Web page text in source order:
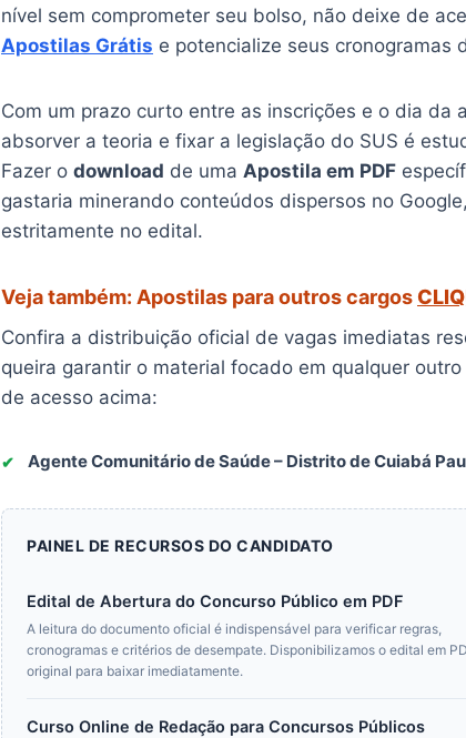
nível sem comprometer seu bolso, não deixe de
Apostilas Grátis e potencialize seus cronogramas
Com um prazo curto entre as inscrições e o dia da
absorver a teoria e fixar a legislação do SUS é
Fazer o download de uma Apostila em PDF
gastaria minerando conteúdos dispersos no
estritamente no edital.
Veja também: Apostilas para outros cargos
Confira a distribuição oficial de vagas imediatas
queira garantir o material focado em qualquer
de acesso acima:
Agente Comunitário de Saúde – Distrito de Cuiabá
PAINEL DE RECURSOS DO CANDIDATO
Edital de Abertura do Concurso Público em PDF
A leitura do documento oficial é indispensável para verificar regras,
cronogramas e critérios de desempate. Disponibilizamos o edital em
original para baixar imediatamente.
Curso Online de Redação para Concursos Públicos